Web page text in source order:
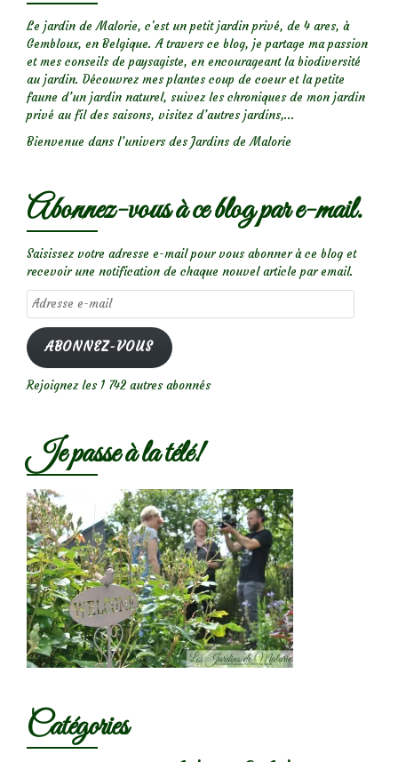
Le jardin de Malorie, c'est un petit jardin privé, de 4 ares, à
Gembloux, en Belgique. A travers ce blog, je partage ma passion
et mes conseils de paysagiste, en encourageant la biodiversité
au jardin. Découvrez mes plantes coup de coeur et la petite
faune d’un jardin naturel, suivez les chroniques de mon jardin
privé au fil des saisons, visitez d’autres jardins,...
Bienvenue dans l’univers des Jardins de Malorie
Abonnez-vous à ce blog par e-mail.
Saisissez votre adresse e-mail pour vous abonner à ce blog et
recevoir une notification de chaque nouvel article par email.
Adresse
e-
mail
ABONNEZ-VOUS
Rejoignez les 1 742 autres abonnés
Je passe à la télé!
Catégories